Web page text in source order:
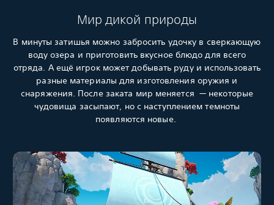
Мир дикой природы
В минуты затишья можно забросить удочку в сверкающую
воду озера и приготовить вкусное блюдо для всего
отряда. А ещё игрок может добывать руду и использовать
разные материалы для изготовления оружия и
снаряжения. После заката мир меняется — некоторые
чудовища засыпают, но с наступлением темноты
появляются новые.